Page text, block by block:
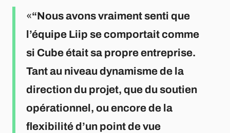
“Nous avons vraiment senti que
l’équipe Liip se comportait comme
si Cube était sa propre entreprise.
Tant au niveau dynamisme de la
direction du projet, que du soutien
opérationnel, ou encore de la
flexibilité d’un point de vue